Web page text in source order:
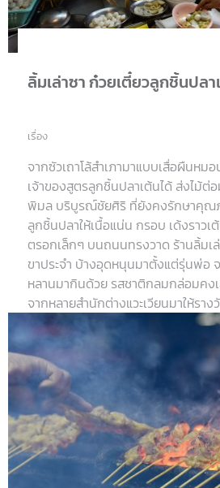
ลิ้มเล่าซา ก๋วยเตี๋ยวลูกชิ้นปลา
เรื่อง
จากซัวเถาโล้สำเภามาแบบเสื่อผืนหม
เจ้าของสูตรลูกชิ้นปลาเต้นได้ ส่งไม้
พิมล บริบูรณ์ชัยศิริ ที่ยังคงรักษาคุณภ
ลูกชิ้นปลาให้เนื้อแน่น กรอบ เด้งราวเ
ตรอกเล็กๆ บนถนนทรงวาด ร้านลิ้มเ
ขาประจำ บ้างอุดหนุนมาตั้งแต่รุ่นพ่อ
หลานมากินด้วย รสชาติกลมกล่อมคง
จากหลายสำนักต่างแวะเวียนมาให้รา
จนล่าสุดได้รางวัล ‘Michelin Bib
อยู่ที่ลูกชิ้นปลาทำใหม่สดทุกวัน เลือกใช้
ปลาหางเหลือง ขูดเอาแต่เนื้อแล้วผสม
เป็นเนื้อเดียวจนได้ลูกชิ้นปลาแท้